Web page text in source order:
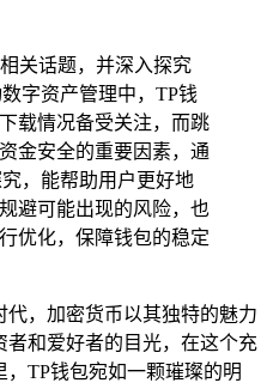
关话题，并深入探究
字资产管理中，TP钱
载情况备受关注，而跳
金安全的重要因素，通
，能帮助用户更好地
避可能出现的风险，也
优化，保障钱包的稳定
，加密货币以其独特的魅力
和爱好者的目光，在这个充
TP钱包宛如一颗璀璨的明